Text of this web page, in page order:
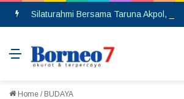
Menu
Home / BUDAYA